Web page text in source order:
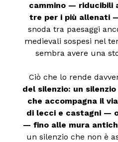
cammino — riducibili
tre per i più allenati
snoda tra paesaggi
medievali sospesi nel
sembra avere una
Ciò che lo rende
del silenzio: un
che accompagna il
di lecci e castagni —
— fino alle mura
un silenzio che non è